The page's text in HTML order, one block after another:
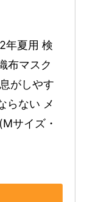
年夏用 検
布マスク
がしやす
らない メ
サイズ・